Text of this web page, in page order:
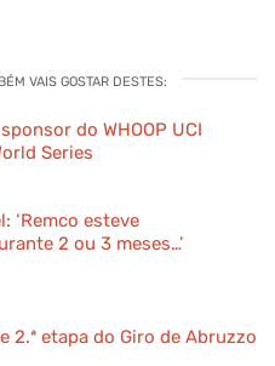
Q8-Anicolor
u/0/#inbox/
VAIS GOSTAR DESTES:
‘Remco esteve